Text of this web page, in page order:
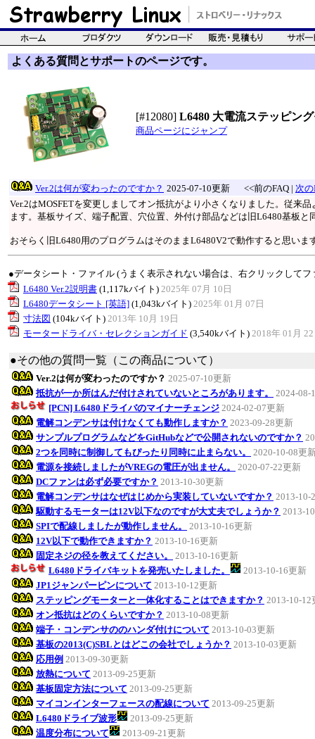
よくある質問とサポートのページです。
[#12080] L6480 大電流ステッピン
商品ページにジャンプ
Ver.2は何が変わったのですか？ 2025-07-10更新 <<前のFAQ | 次の
Ver.2はMOSFETを変更しましてオン抵抗がより小さくなりました。従来
ます。基板サイズ、端子配置、穴位置、外付け部品などは旧L6480基板と
おそらく旧L6480用のプログラムはそのままL6480V2で動作すると思いま
●データシート・ファイル (うまく表示されない場合は、右クリックして
L6480 Ver.2説明書 (1,117kバイト) 2025年 07月 10日
L6480データシート [英語] (1,043kバイト) 2025年 01月 07日
寸法図 (104kバイト) 2013年 10月 19日
モータードライバ・セレクションガイド (3,540kバイト) 2018年 01月
●その他の質問一覧（この商品について）
Ver.2は何が変わったのですか？ 2025-07-10更新
抵抗が一か所はんだ付けされていないところがあります。
2024-08-
[PCN] L6480ドライバのマイナーチェンジ 2024-02-07更新
電解コンデンサは付けなくても動作しますか？ 2023-09-28更新
サンプルプログラムなどをGitHubなどで公開されないのですか？
2つを同時に制御してもぴったり同時に止まらない。
2020-10-08更
電源を接続しましたがVREGの電圧が出ません。
2020-07-22更新
DCファンは必ず必要ですか？ 2013-10-30更新
電解コンデンサはなぜはじめから実装していないですか？ 2013-10-
駆動するモーターは12V以下なのですが大丈夫でしょうか？ 2013-
SPIで配線しましたが動作しません。
2013-10-16更新
12V以下で動作できますか？ 2013-10-16更新
固定ネジの径を教えてください。
2013-10-16更新
L6480ドライバキットを発売いたしました。
2013-10-16更新
JP1ジャンパーピンについて 2013-10-12更新
ステッピングモーターと一体化することはできますか？ 2013-10-12
オン抵抗はどのくらいですか？ 2013-10-08更新
端子・コンデンサののハンダ付けについて 2013-10-03更新
基板の2013(C)SBLとはどこの会社でしょうか？ 2013-10-03更新
応用例 2013-09-30更新
放熱について 2013-09-25更新
基板固定方法について 2013-09-25更新
マイコンインターフェースの配線について 2013-09-25更新
L6480ドライブ波形
2013-09-25更新
温度分布について
2013-09-21更新